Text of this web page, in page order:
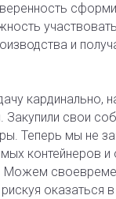
и
кардинально,
Закупили свои
Теперь мы не
контейнеров и
Можем
оказаться